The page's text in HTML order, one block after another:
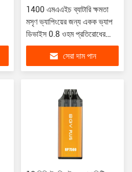
1400 এমএএইচ ব্যাটারি ক্ষমতা
মসৃণ ভ্যাপিংয়ের জন্য একক ভ্যাপ
ডিভাইস 0.8 ওহম প্রতিরোধের
খাদ্য গ্রেড পিসি অ্যালুমিনিয়াম
সেরা দাম পান